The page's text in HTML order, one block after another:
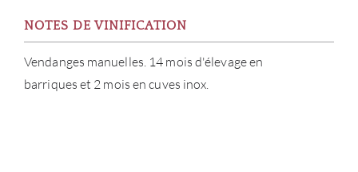
NOTES DE VINIFICATION
Vendanges manuelles. 14 mois d'élevage en
barriques et 2 mois en cuves inox.